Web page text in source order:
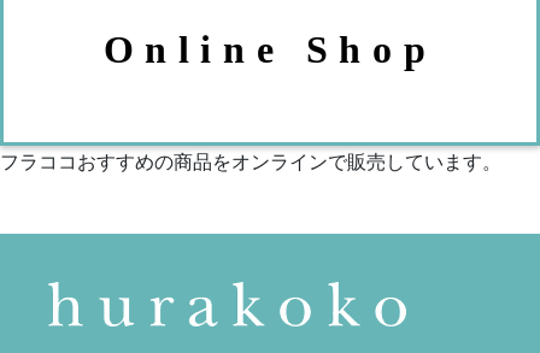
Online Shop
フラココおすすめの商品をオンラインで販売しています。